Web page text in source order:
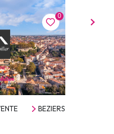
0
BEZIERS